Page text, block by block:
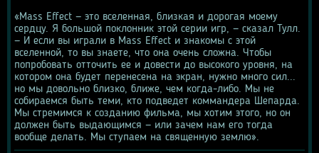
«Mass Effect — это вселенная, близкая и дорогая моему
сердцу. Я большой поклонник этой серии игр, — сказал Тулл.
— И если вы играли в Mass Effect и знакомы с этой
вселенной, то вы знаете, что она очень сложна. Чтобы
попробовать отточить ее и довести до высокого уровня, на
котором она будет перенесена на экран, нужно много сил...
но мы довольно близко, ближе, чем когда-либо. Мы не
собираемся быть теми, кто подведет коммандера Шепарда.
Мы стремимся к созданию фильма, мы хотим этого, но он
должен быть выдающимся — или зачем нам его тогда
вообще делать. Мы ступаем на священную землю».